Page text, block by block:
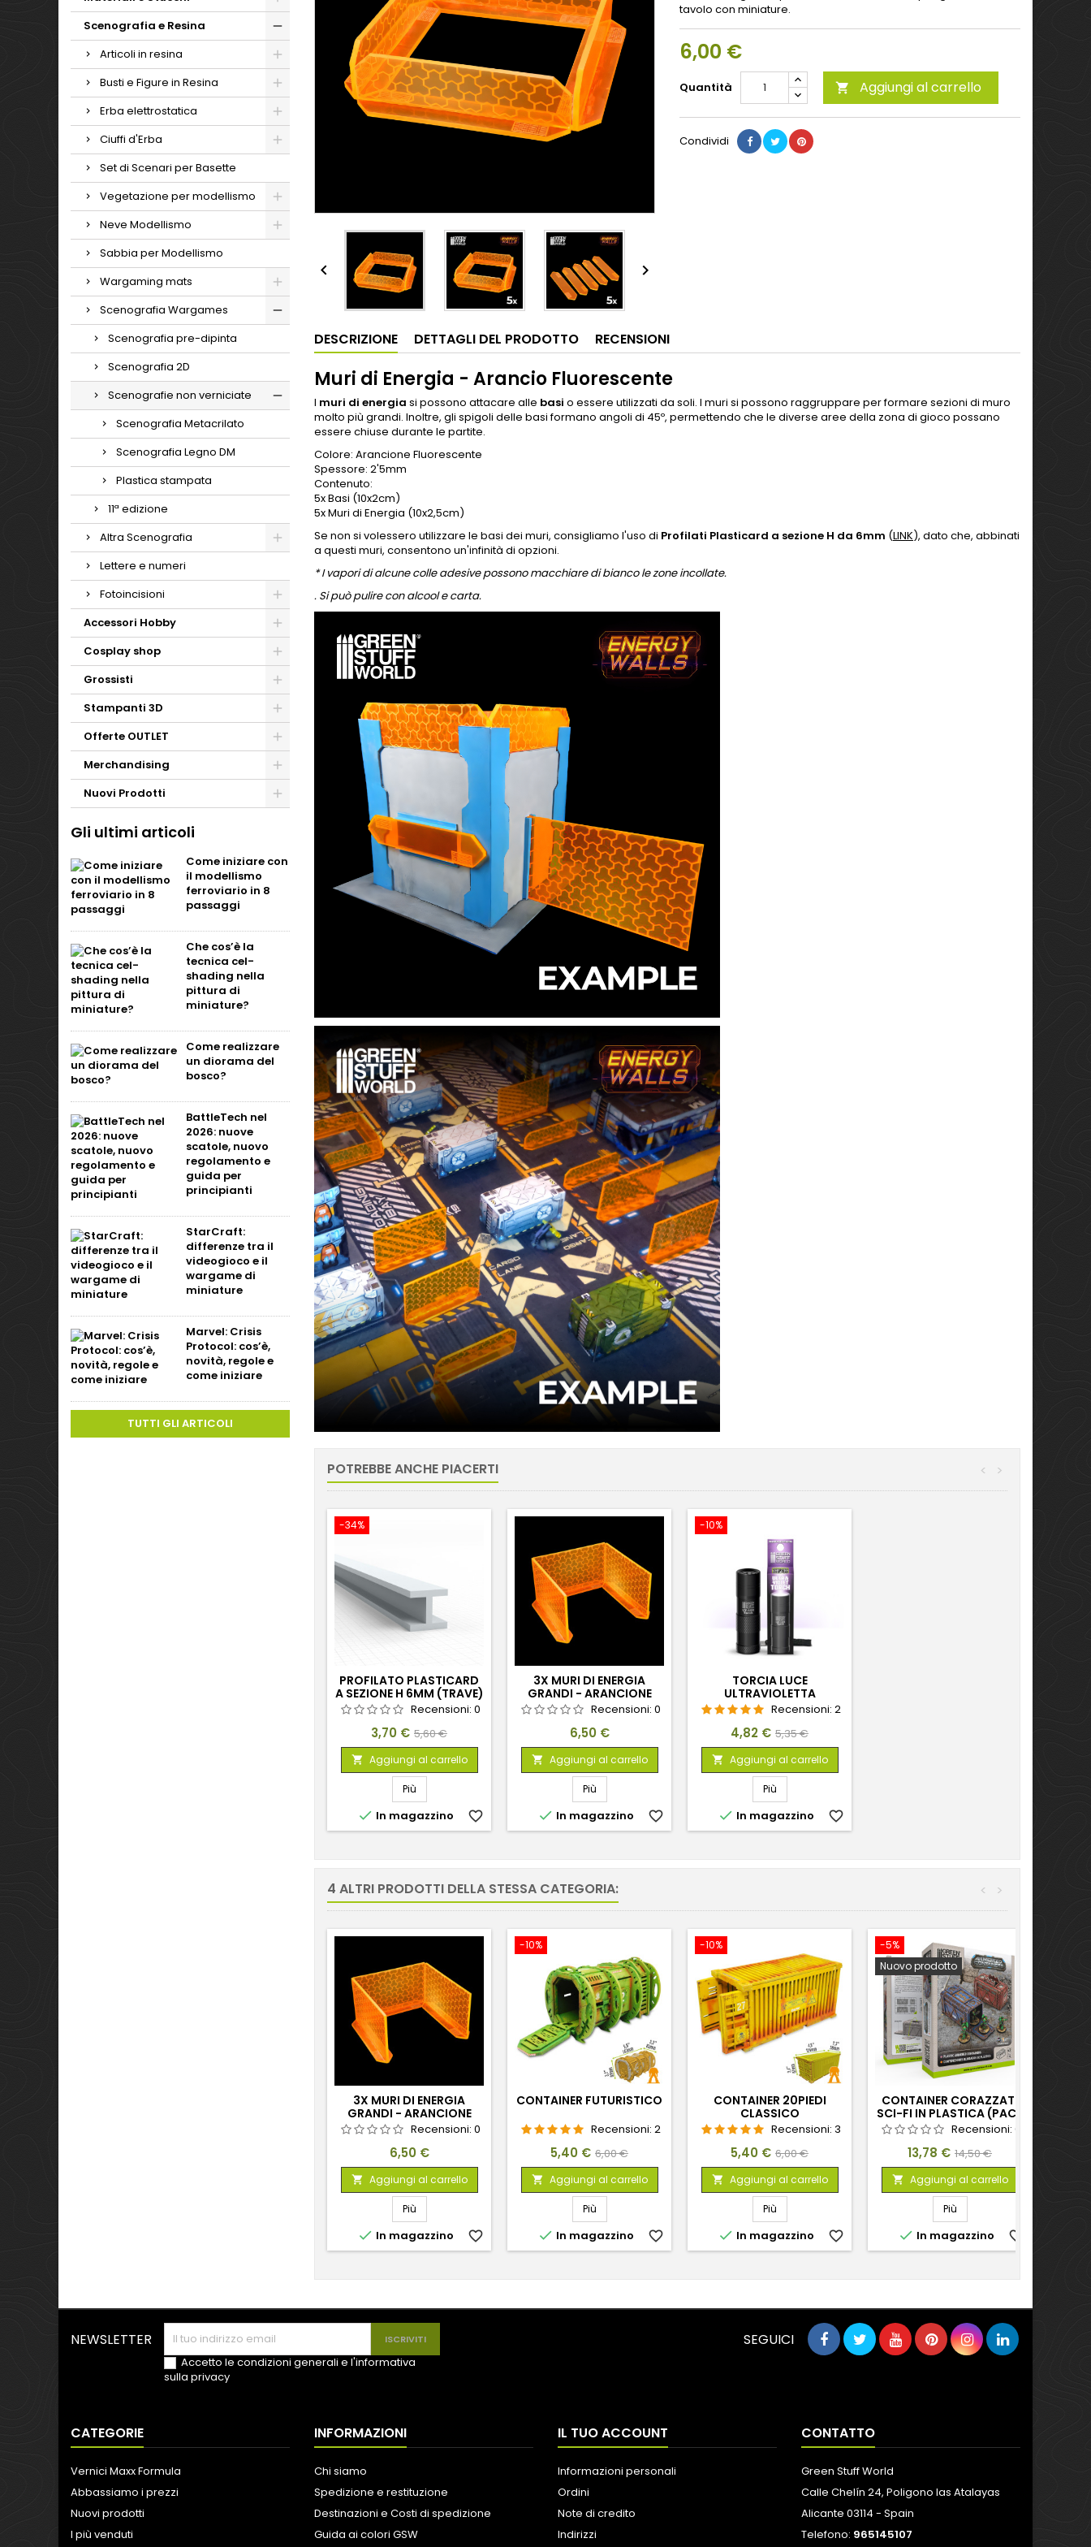
Scenografia e Resina
Articoli in resina
Busti e Figure in Resina
Erba elettrostatica
Ciuffi d'Erba
Set di Scenari per Basette
Vegetazione per modellismo
Neve Modellismo
Sabbia per Modellismo
Wargaming mats
Scenografia Wargames
Scenografia pre-dipinta
Scenografia 2D
Scenografie non verniciate
Scenografia Metacrilato
Scenografia Legno DM
Plastica stampata
11ª edizione
Altra Scenografia
Lettere e numeri
Fotoincisioni
Accessori Hobby
Cosplay shop
Grossisti
Stampanti 3D
Offerte OUTLET
Merchandising
Nuovi Prodotti
Gli ultimi articoli
Come iniziare con
il modellismo
ferroviario in 8
passaggi
Che cos’è la
tecnica cel-
shading nella
pittura di
miniature?
Come realizzare
un diorama del
bosco?
BattleTech nel
2026: nuove
scatole, nuovo
regolamento e
guida per
principianti
StarCraft:
differenze tra il
videogioco e il
wargame di
miniature
Marvel: Crisis
Protocol: cos’è,
novità, regole e
come iniziare
TUTTI GLI ARTICOLI
 
tavolo con miniature.
6,00 €
Quantità  Aggiungi al carrello
Condividi
DESCRIZIONE DETTAGLI DEL PRODOTTO RECENSIONI
Muri di Energia - Arancio Fluorescente
I muri di energia si possono attacare alle basi o essere utilizzati da soli. I muri si possono raggruppare per formare sezioni di muro
molto più grandi. Inoltre, gli spigoli delle basi formano angoli di 45º, permettendo che le diverse aree della zona di gioco possano
essere chiuse durante le partite.
Colore: Arancione Fluorescente
Spessore: 2'5mm
Contenuto:
5x Basi (10x2cm)
5x Muri di Energia (10x2,5cm)
Se non si volessero utilizzare le basi dei muri, consigliamo l'uso di Profilati Plasticard a sezione H da 6mm (LINK), dato che, abbinati
a questi muri, consentono un'infinità di opzioni.
* I vapori di alcune colle adesive possono macchiare di bianco le zone incollate.
. Si può pulire con alcool e carta.
POTREBBE ANCHE PIACERTI >
<
-34%
PROFILATO PLASTICARD
A SEZIONE H 6MM (TRAVE)
Recensioni: 0
Prezzo
3,70 € Prezzo
base
5,60 €
 Aggiungi al carrello
Più
 In magazzino favorite_border
3X MURI DI ENERGIA
GRANDI - ARANCIONE
FLUORESCENTE
Recensioni: 0
Prezzo
6,50 €
 Aggiungi al carrello
Più
 In magazzino favorite_border
-10%
TORCIA LUCE
ULTRAVIOLETTA
Recensioni: 2
Prezzo
4,82 € Prezzo
base
5,35 €
 Aggiungi al carrello
Più
 In magazzino favorite_border
4 ALTRI PRODOTTI DELLA STESSA CATEGORIA: >
<
3X MURI DI ENERGIA
GRANDI - ARANCIONE
FLUORESCENTE
Recensioni: 0
Prezzo
6,50 €
 Aggiungi al carrello
Più
 In magazzino favorite_border
-10%
CONTAINER FUTURISTICO
Recensioni: 2
Prezzo
5,40 € Prezzo
base
6,00 €
 Aggiungi al carrello
Più
 In magazzino favorite_border
-10%
CONTAINER 20PIEDI
CLASSICO
Recensioni: 3
Prezzo
5,40 € Prezzo
base
6,00 €
 Aggiungi al carrello
Più
 In magazzino favorite_border
-5%
Nuovo prodotto
CONTAINER CORAZZATI
SCI-FI IN PLASTICA (PACK
X2)Recensioni: 0
Prezzo
13,78 € Prezzo
base
14,50 €
 Aggiungi al carrello
Più
 In magazzino favorite_border
NEWSLETTER
Accetto le condizioni generali e l'informativa
sulla privacy
SEGUICI
CATEGORIE
Vernici Maxx Formula
Abbassiamo i prezzi
Nuovi prodotti
I più venduti
INFORMAZIONI
Chi siamo
Spedizione e restituzione
Destinazioni e Costi di spedizione
Guida ai colori GSW
IL TUO ACCOUNT
Informazioni personali
Ordini
Note di credito
Indirizzi
CONTATTO
Green Stuff World
Calle Chelín 24, Poligono las Atalayas
Alicante 03114 - Spain
Telefono: 965145107